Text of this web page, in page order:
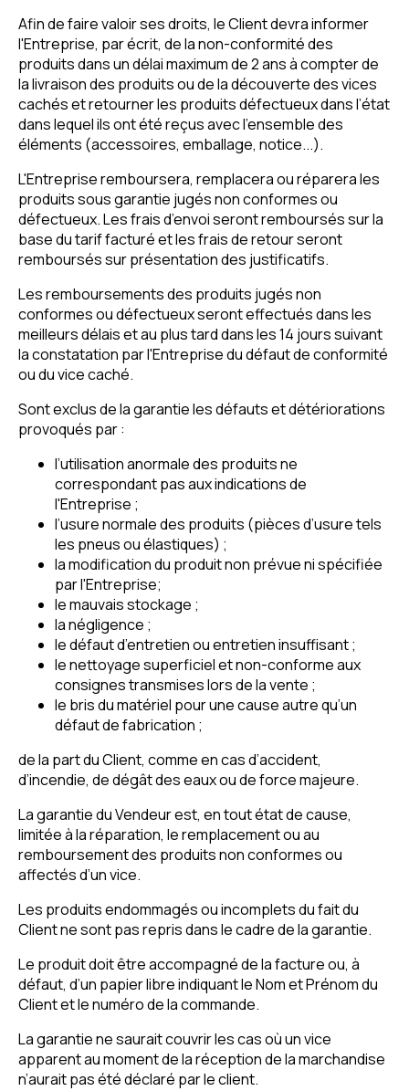
Afin de faire valoir ses droits, le Client devra informer
l'Entreprise, par écrit, de la non-conformité des
produits dans un délai maximum de 2 ans à compter de
la livraison des produits ou de la découverte des vices
cachés et retourner les produits défectueux dans l’état
dans lequel ils ont été reçus avec l'ensemble des
éléments (accessoires, emballage, notice...).
L'Entreprise remboursera, remplacera ou réparera les
produits sous garantie jugés non conformes ou
défectueux. Les frais d’envoi seront remboursés sur la
base du tarif facturé et les frais de retour seront
remboursés sur présentation des justificatifs.
Les remboursements des produits jugés non
conformes ou défectueux seront effectués dans les
meilleurs délais et au plus tard dans les 14 jours suivant
la constatation par l'Entreprise du défaut de conformité
ou du vice caché.
Sont exclus de la garantie les défauts et détériorations
provoqués par :
l’utilisation anormale des produits ne
correspondant pas aux indications de
l'Entreprise ;
l’usure normale des produits (pièces d’usure tels
les pneus ou élastiques) ;
la modification du produit non prévue ni spécifiée
par l'Entreprise;
le mauvais stockage ;
la négligence ;
le défaut d’entretien ou entretien insuffisant ;
le nettoyage superficiel et non-conforme aux
consignes transmises lors de la vente ;
le bris du matériel pour une cause autre qu’un
défaut de fabrication ;
de la part du Client, comme en cas d’accident,
d’incendie, de dégât des eaux ou de force majeure.
La garantie du Vendeur est, en tout état de cause,
limitée à la réparation, le remplacement ou au
remboursement des produits non conformes ou
affectés d’un vice.
Les produits endommagés ou incomplets du fait du
Client ne sont pas repris dans le cadre de la garantie.
Le produit doit être accompagné de la facture ou, à
défaut, d’un papier libre indiquant le Nom et Prénom du
Client et le numéro de la commande.
La garantie ne saurait couvrir les cas où un vice
apparent au moment de la réception de la marchandise
n’aurait pas été déclaré par le client.